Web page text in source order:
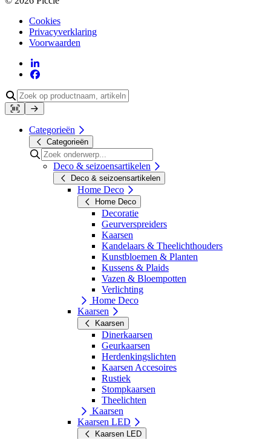
Cookies
Privacyverklaring
Voorwaarden
Categorieën
Categorieën
Deco & seizoensartikelen
Deco & seizoensartikelen
Home Deco
Home Deco
Decoratie
Geurverspreiders
Kaarsen
Kandelaars & Theelichthouders
Kunstbloemen & Planten
Kussens & Plaids
Vazen & Bloempotten
Verlichting
Home Deco
Kaarsen
Kaarsen
Dinerkaarsen
Geurkaarsen
Herdenkingslichten
Kaarsen Accesoires
Rustiek
Stompkaarsen
Theelichten
Kaarsen
Kaarsen LED
Kaarsen LED